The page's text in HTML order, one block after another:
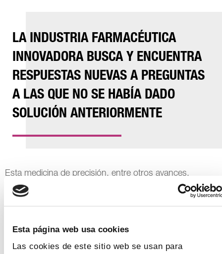
Esta página web usa cookies
Las cookies de este sitio web se usan para
LA INDUSTRIA FARMACÉUTICA
INNOVADORA BUSCA Y ENCUENTRA
RESPUESTAS NUEVAS A PREGUNTAS
A LAS QUE NO SE HABÍA DADO
SOLUCIÓN ANTERIORMENTE
Esta medicina de precisión, entre otros avances,
mejora la eficacia al tratamiento ya que identifica
previamente a los pacientes que responderán
de efectividad en comparación con los fármacos
poblaciones grandes y diversas. Con los